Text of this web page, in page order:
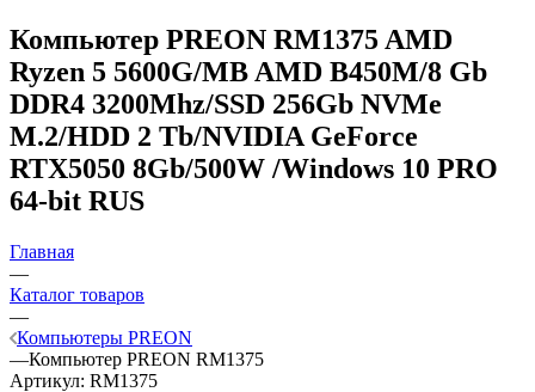
Компьютер PREON RM1375 AMD
Ryzen 5 5600G/MB AMD B450M/8 Gb
DDR4 3200Mhz/SSD 256Gb NVMe
M.2/HDD 2 Tb/NVIDIA GeForce
RTX5050 8Gb/500W /Windows 10 PRO
64-bit RUS
Главная
—
Каталог товаров
—
Компьютеры PREON
—Компьютер PREON RM1375
Артикул: RM1375